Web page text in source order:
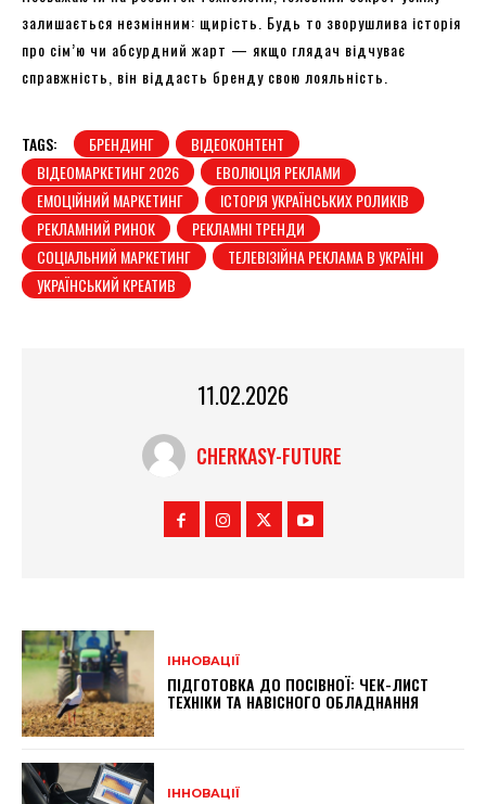
залишається незмінним: щирість. Будь то зворушлива історія
про сім’ю чи абсурдний жарт — якщо глядач відчуває
справжність, він віддасть бренду свою лояльність.
TAGS: БРЕНДИНГ
ВІДЕОКОНТЕНТ
ВІДЕОМАРКЕТИНГ 2026
ЕВОЛЮЦІЯ РЕКЛАМИ
ЕМОЦІЙНИЙ МАРКЕТИНГ
ІСТОРІЯ УКРАЇНСЬКИХ РОЛИКІВ
РЕКЛАМНИЙ РИНОК
РЕКЛАМНІ ТРЕНДИ
СОЦІАЛЬНИЙ МАРКЕТИНГ
ТЕЛЕВІЗІЙНА РЕКЛАМА В УКРАЇНІ
УКРАЇНСЬКИЙ КРЕАТИВ
11.02.2026
CHERKASY-FUTURE
ІННОВАЦІЇ
ПІДГОТОВКА ДО ПОСІВНОЇ: ЧЕК-ЛИСТ
ТЕХНІКИ ТА НАВІСНОГО ОБЛАДНАННЯ
ІННОВАЦІЇ